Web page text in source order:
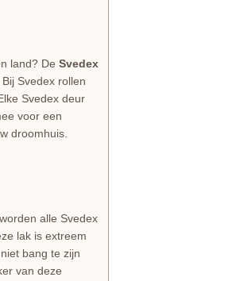
land? De Svedex
Svedex rollen
Svedex deur
voor een
droomhuis.
alle Svedex
lak is extreem
bang te zijn
van deze